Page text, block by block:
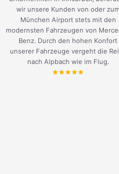
wir unsere Kunden von oder zum
München Airport stets mit den
modernsten Fahrzeugen von
Benz. Durch den hohen Konfort
unserer Fahrzeuge vergeht die
nach Alpbach wie im Flug.